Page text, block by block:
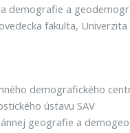
demografie a
fakulta, Univerzita
demografického
ústavu SAV
geografie a